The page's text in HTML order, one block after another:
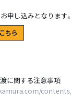
申し込みとなります。
ちら
に関する注意事項